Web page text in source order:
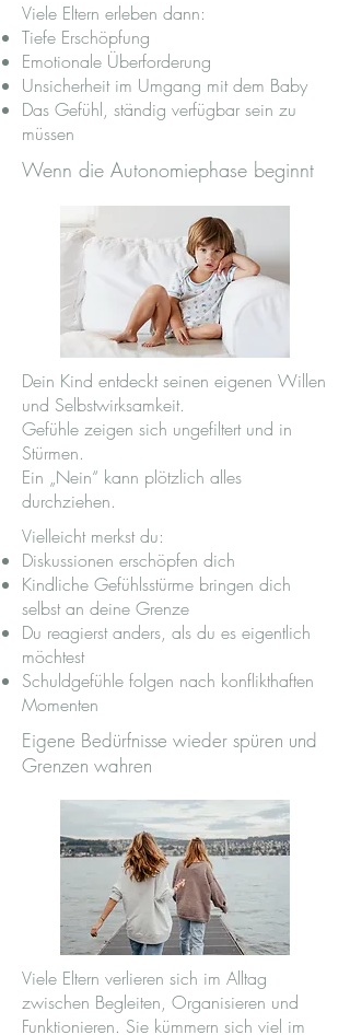
Viele Eltern erleben dann:
Tiefe Erschöpfung
Emotionale Überforderung
Unsicherheit im Umgang mit dem Baby
Das Gefühl, ständig verfügbar sein zu
müssen
Wenn die Autonomiephase beginnt
Dein Kind entdeckt seinen eigenen Willen
und Selbstwirksamkeit.
Gefühle zeigen sich ungefiltert und in
Stürmen.
Ein „Nein“ kann plötzlich alles
durchziehen.
Vielleicht merkst du:
Diskussionen erschöpfen dich
Kindliche Gefühlsstürme bringen dich
selbst an deine Grenze
Du reagierst anders, als du es eigentlich
möchtest
Schuldgefühle folgen nach konflikthaften
Momenten
Eigene Bedürfnisse wieder spüren und
Grenzen wahren
Viele Eltern verlieren sich im Alltag
zwischen Begleiten, Organisieren und
Funktionieren. Sie kümmern sich viel im